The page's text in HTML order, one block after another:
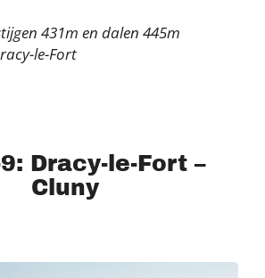
431m en dalen 445m
le-Fort
Dracy-le-Fort –
Cluny